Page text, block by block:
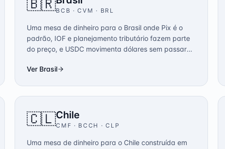
🇧🇷BCB · CVM · BRL
Uma mesa de dinheiro para o Brasil onde Pix é o
padrão, IOF e planejamento tributário fazem parte
do preço, e USDC movimenta dólares sem passar
Ver Brasil
🇨🇱Chile
CMF · BCCH ·CLP
Uma mesa de dinheiro para o Chile construída em